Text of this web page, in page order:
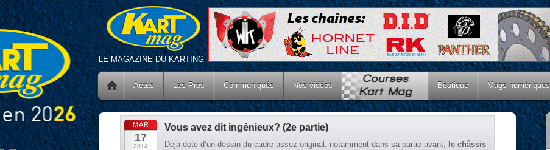
LE MAGAZINE DU KARTING
Actus Les Pros Communiqués Nos vidéos Boutique Mags numériques
MAR
17
2014
Vous avez dit ingénieux? (2e partie)
Déjà doté d’un dessin du cadre assez original, notamment dans sa partie avant, le châssis